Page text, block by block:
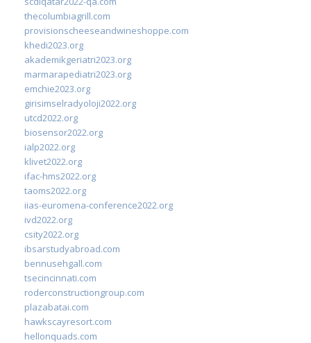
thecolumbiagrill.com
provisionscheeseandwineshoppe.com
khedi2023.org
akademikgeriatri2023.org
marmarapediatri2023.org
emchie2023.org
girisimselradyoloji2022.org
utcd2022.org
biosensor2022.org
ialp2022.org
klivet2022.org
ifac-hms2022.org
taoms2022.org
iias-euromena-conference2022.org
ivd2022.org
csity2022.org
ibsarstudyabroad.com
bennusehgall.com
tsecincinnati.com
roderconstructiongroup.com
plazabatai.com
hawkscayresort.com
hellonquads.com